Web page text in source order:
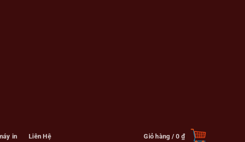
in Liên Hệ Giỏ hàng /0 ₫